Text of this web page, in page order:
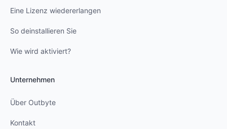
Eine Lizenz wiedererlangen
So deinstallieren Sie
Wie wird aktiviert?
Unternehmen
Über Outbyte
Kontakt